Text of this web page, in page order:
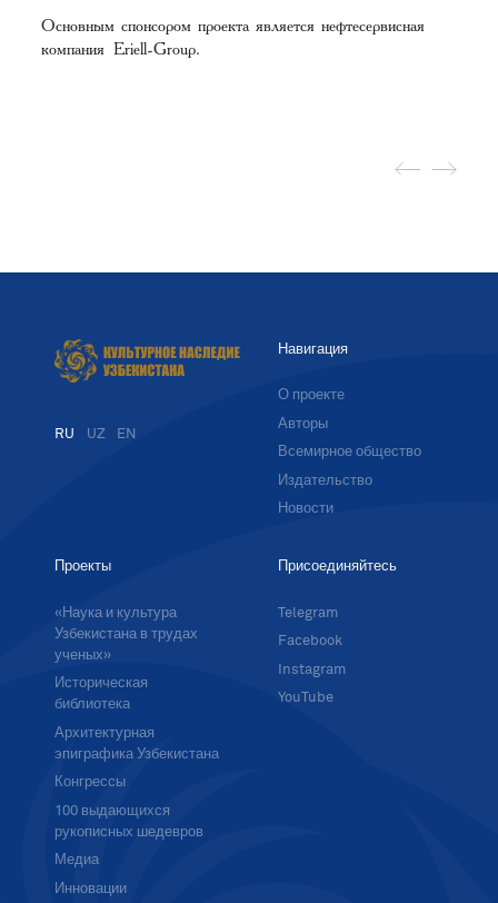
Основным спонсором проекта является нефтесервисная
компания Eriell-Group.
RU UZ EN
Навигация
О проекте
Авторы
Всемирное общество
Издательство
Новости
Проекты
«Наука и культура
Узбекистана в трудах
ученых»
Историческая
библиотека
Архитектурная
эпиграфика Узбекистана
Конгрессы
100 выдающихся
рукописных шедевров
Медиа
Инновации
Присоединяйтесь
Telegram
Facebook
Instagram
YouTube